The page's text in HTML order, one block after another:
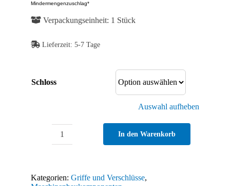
Mindermengenzuschlag*
Verpackungseinheit: 1 Stück
Lieferzeit: 5-7 Tage
Schloss
Auswahl aufheben
In den Warenkorb
Kategorien: Griffe und Verschlüsse,